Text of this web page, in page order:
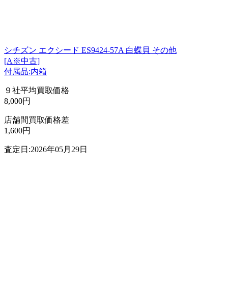
シチズン エクシード ES9424-57A 白蝶貝 その他
[A※中古]
付属品:内箱
９社平均買取価格
8,000円
店舗間買取価格差
1,600円
査定日:2026年05月29日